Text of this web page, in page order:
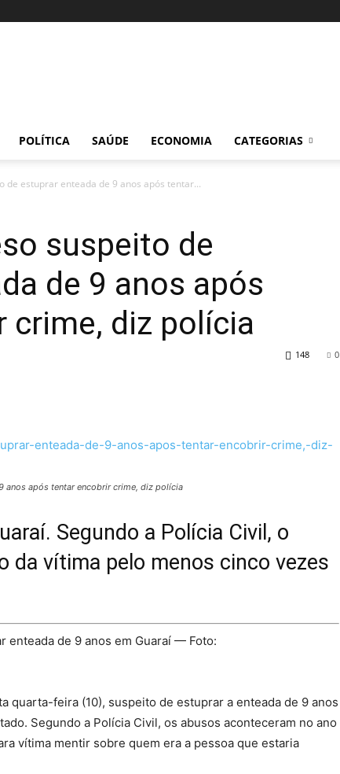
POLÍTICA SAÚDE ECONOMIA CATEGORIAS
de estuprar enteada de 9 anos após tentar...
suspeito de
de 9 anos após
crime, diz polícia
0
148
anos após tentar encobrir crime, diz polícia
Segundo a Polícia Civil, o
da vítima pelo menos cinco vezes
enteada de 9 anos em Guaraí — Foto:
quarta-feira (10), suspeito de estuprar a enteada de 9 anos
Segundo a Polícia Civil, os abusos aconteceram no ano
vítima mentir sobre quem era a pessoa que estaria